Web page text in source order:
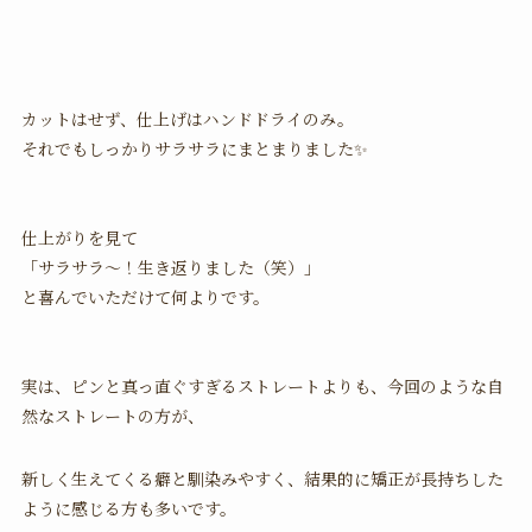
カットはせず、仕上げはハンドドライのみ。
それでもしっかりサラサラにまとまりました✨
仕上がりを見て
「サラサラ〜！生き返りました（笑）」
と喜んでいただけて何よりです。
実は、ピンと真っ直ぐすぎるストレートよりも、今回のような自
然なストレートの方が、
新しく生えてくる癖と馴染みやすく、結果的に矯正が長持ちした
ように感じる方も多いです。